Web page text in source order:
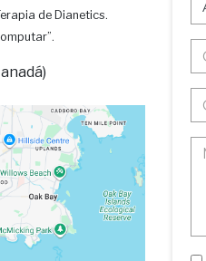
de Dianetics.